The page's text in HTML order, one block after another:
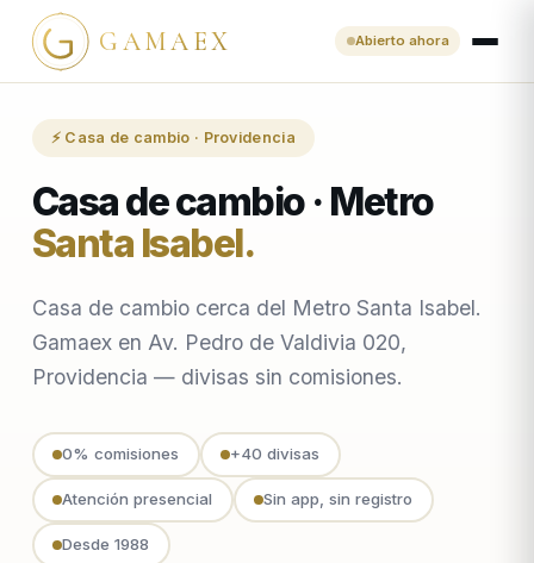
GAMAEX Abierto ahora
⚡ Casa de cambio · Providencia
Casa de cambio · Metro
Santa Isabel.
Casa de cambio cerca del Metro Santa Isabel.
Gamaex en Av. Pedro de Valdivia 020,
Providencia — divisas sin comisiones.
0% comisiones +40 divisas
Atención presencial Sin app, sin registro
Desde 1988